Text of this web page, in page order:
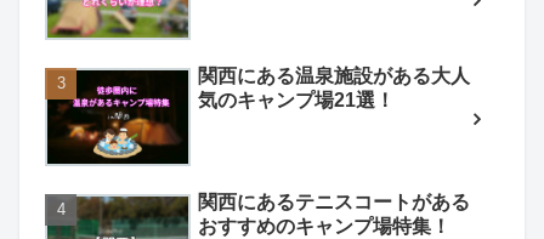
関西にある温泉施設がある大人
気のキャンプ場21選！
関西にあるテニスコートがある
おすすめのキャンプ場特集！